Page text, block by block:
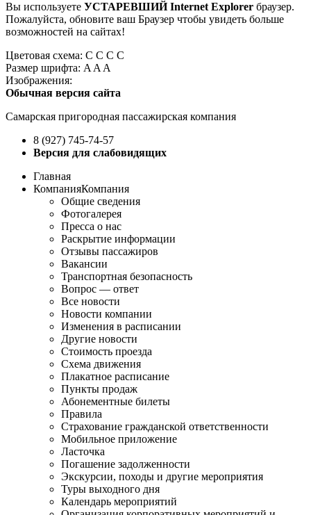
Вы используете УСТАРЕВШИЙ Internet Explorer браузер.
Пожалуйста, обновите ваш Браузер чтобы увидеть больше
возможностей на сайтах!
Цветовая схема: C C C C
Размер шрифта: A A A
Изображения:
Обычная версия сайта
Самарская пригородная пассажирская компания
8 (927) 745-74-57
Версия для слабовидящих
Главная
КомпанияКомпания
Общие сведения
Фотогалерея
Пресса о нас
Раскрытие информации
Отзывы пассажиров
Вакансии
Транспортная безопасность
Вопрос — ответ
Все новости
Новости компании
Изменения в расписании
Другие новости
Стоимость проезда
Схема движения
Плакатное расписание
Пункты продаж
Абонементные билеты
Правила
Страхование гражданской ответственности
Мобильное приложение
Ласточка
Погашение задолженности
Экскурсии, походы и другие мероприятия
Туры выходного дня
Календарь мероприятий